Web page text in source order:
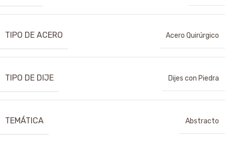
TIPO DE ACERO Acero Quirúrgico
TIPO DE DIJE Dijes con Piedra
TEMÁTICA Abstracto